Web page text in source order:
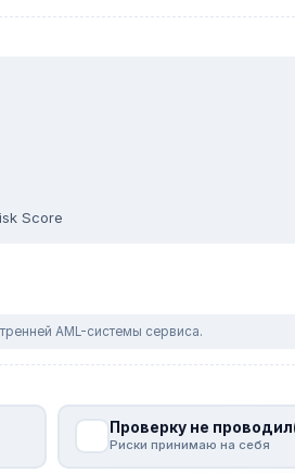
Score
AML-системы сервиса.
Проверку не
Риски принимаю на себя